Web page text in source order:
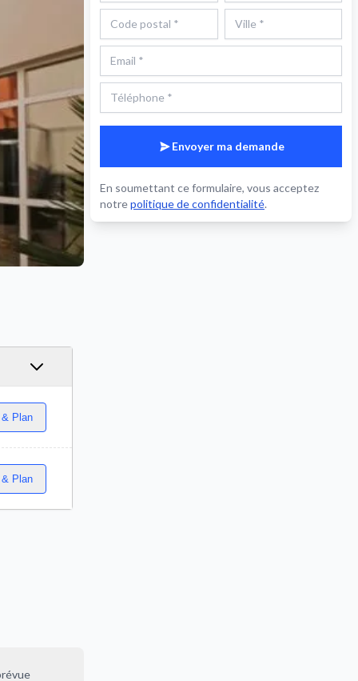
Plan
Plan
Envoyer ma demande
En soumettant ce formulaire, vous acceptez
notrepolitique de confidentialité.